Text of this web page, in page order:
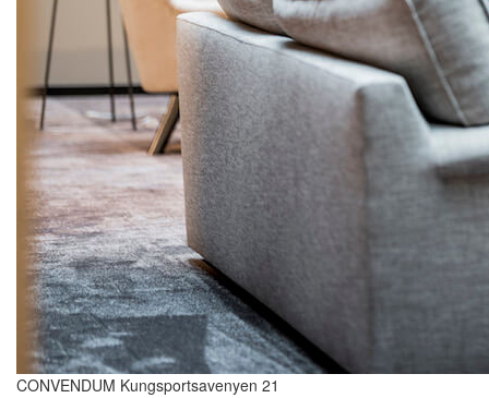
CONVENDUM Kungsportsavenyen 21